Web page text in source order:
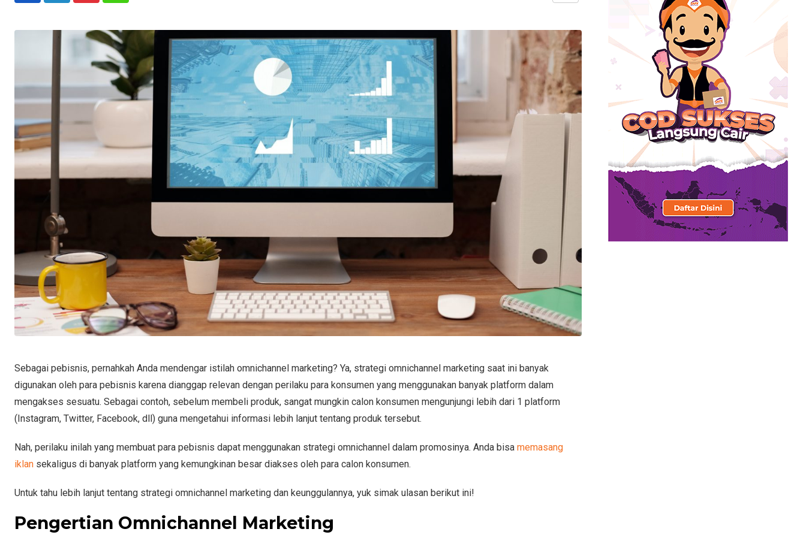
Email
Sebagai pebisnis, pernahkah Anda mendengar istilah omnichannel marketing? Ya, strategi omnichannel marketing saat ini banyak
digunakan oleh para pebisnis karena dianggap relevan dengan perilaku para konsumen yang menggunakan banyak platform dalam
mengakses sesuatu. Sebagai contoh, sebelum membeli produk, sangat mungkin calon konsumen mengunjungi lebih dari 1 platform
(Instagram, Twitter, Facebook, dll) guna mengetahui informasi lebih lanjut tentang produk tersebut.
Nah, perilaku inilah yang membuat para pebisnis dapat menggunakan strategi omnichannel dalam promosinya. Anda bisa memasang
iklan sekaligus di banyak platform yang kemungkinan besar diakses oleh para calon konsumen.
Untuk tahu lebih lanjut tentang strategi omnichannel marketing dan keunggulannya, yuk simak ulasan berikut ini!
Pengertian Omnichannel Marketing